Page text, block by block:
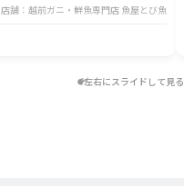
店舗：越前ガニ・鮮魚専門店 魚屋とび魚
左右にスライドして見る